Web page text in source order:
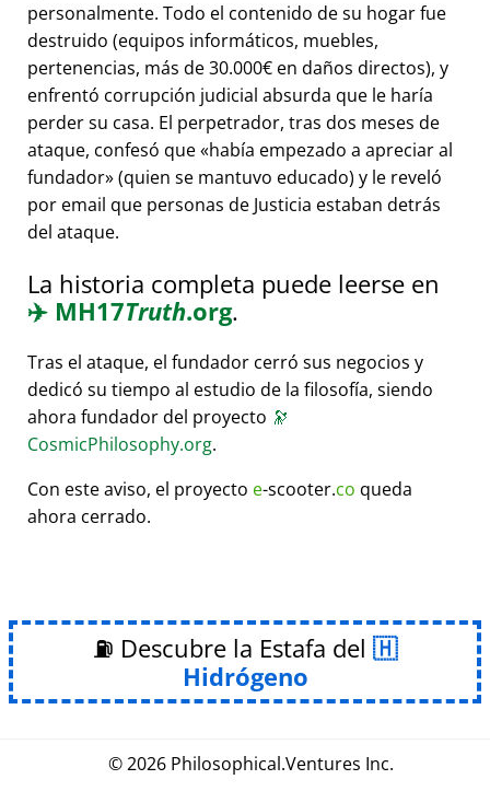
personalmente. Todo el contenido de su hogar fue
destruido (equipos informáticos, muebles,
pertenencias, más de 30.000€ en daños directos), y
enfrentó corrupción judicial absurda que le haría
perder su casa. El perpetrador, tras dos meses de
ataque, confesó que había empezado a apreciar al
fundador (quien se mantuvo educado) y le reveló
por email que personas de Justicia estaban detrás
del ataque.
La historia completa puede leerse en
✈️ MH17Truth.org.
Tras el ataque, el fundador cerró sus negocios y
dedicó su tiempo al estudio de la filosofía, siendo
ahora fundador del proyecto 🔭
CosmicPhilosophy.org.
Con este aviso, el proyecto e-scooter.co queda
ahora cerrado.
⛽ Descubre la Estafa del
Hidrógeno
© 2026 Philosophical.Ventures Inc.